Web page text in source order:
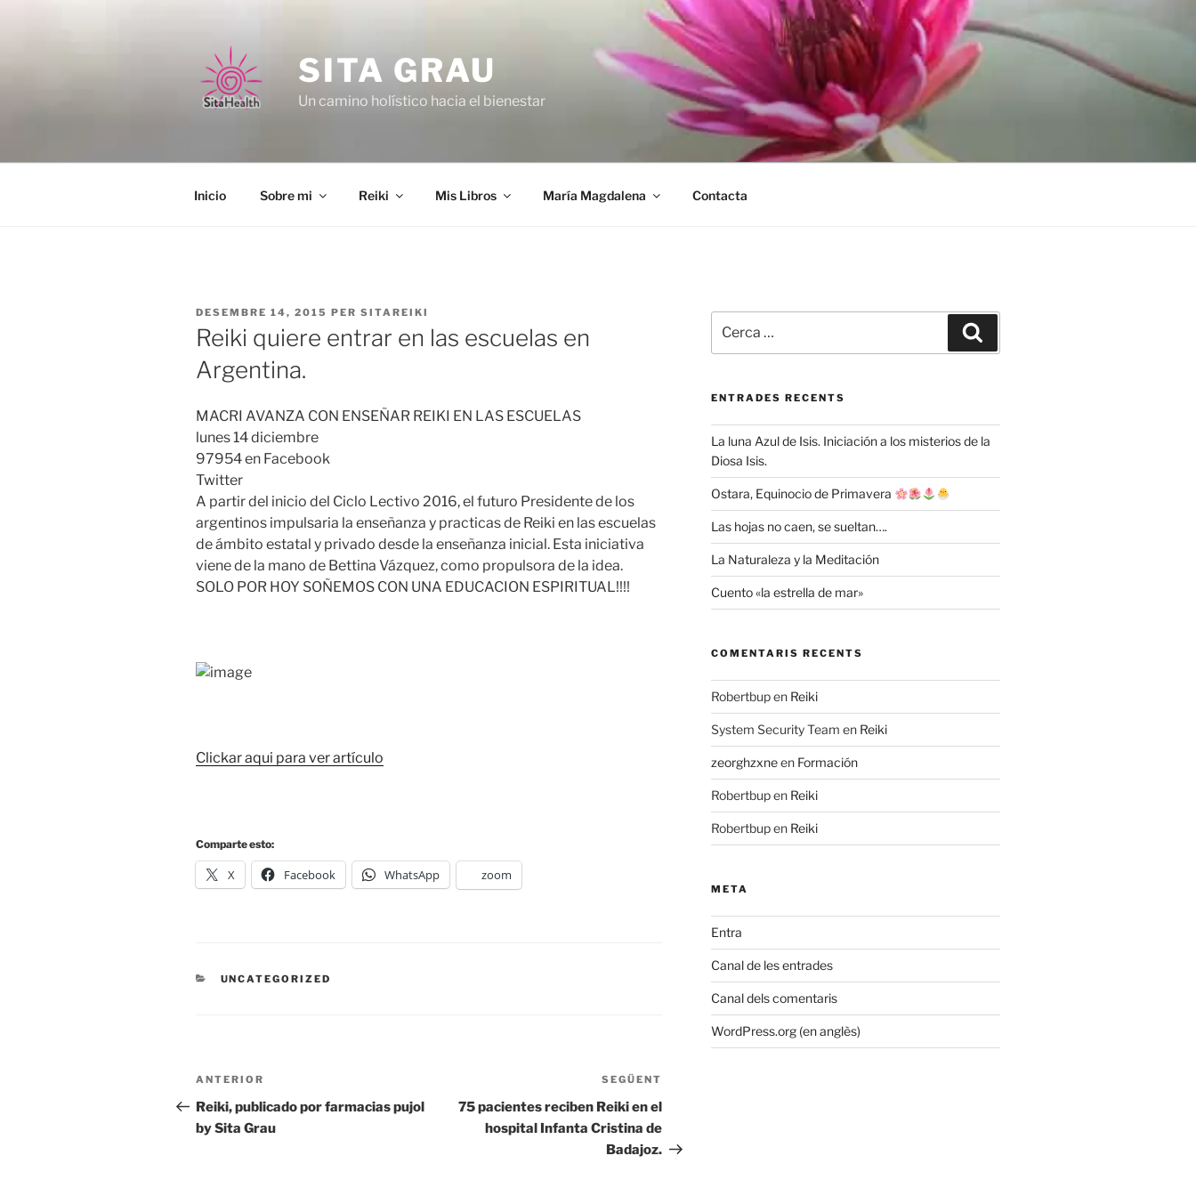
SITA GRAU
Un camino holístico hacia el bienestar
Inicio Sobre mi Reiki Mis Libros María Magdalena Contacta
PUBLICAT
A
DESEMBRE 14, 2015 PER SITAREIKI
Reiki quiere entrar en las escuelas en
Argentina.
MACRI AVANZA CON ENSEÑAR REIKI EN LAS ESCUELAS
lunes 14 diciembre
97954 en Facebook
Twitter
A partir del inicio del Ciclo Lectivo 2016, el futuro Presidente de los
argentinos impulsaria la enseñanza y practicas de Reiki en las escuelas
de ámbito estatal y privado desde la enseñanza inicial. Esta iniciativa
viene de la mano de Bettina Vázquez, como propulsora de la idea.
SOLO POR HOY SOÑEMOS CON UNA EDUCACION ESPIRITUAL!!!!
Clickar aqui para ver artículo
Comparte esto:
X Facebook WhatsApp zoom
CATEGORIES
UNCATEGORIZED
Navegació
d'entrades
Entrada
anterior
ANTERIOR
Reiki, publicado por farmacias pujol
by Sita Grau
següent
SEGÜENT
75 pacientes reciben Reiki en el
hospital Infanta Cristina de
Badajoz.
ENTRADES RECENTS
La luna Azul de Isis. Iniciación a los misterios de la
Diosa Isis.
Ostara, Equinocio de Primavera
Las hojas no caen, se sueltan….
La Naturaleza y la Meditación
Cuento «la estrella de mar»
COMENTARIS RECENTS
Robertbupen Reiki
System Security Team en Reiki
zeorghzxneen Formación
Robertbupen Reiki
Robertbupen Reiki
META
Entra
Canal de les entrades
Canal dels comentaris
WordPress.org (en anglès)